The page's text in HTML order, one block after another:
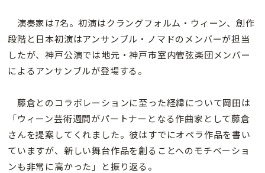
演奏家は7名。初演はクラングフォルム・ウィーン、創作
段階と日本初演はアンサンブル・ノマドのメンバーが担当
したが、神戸公演では地元・神戸市室内管弦楽団メンバー
によるアンサンブルが登場する。
藤倉とのコラボレーションに至った経緯について岡田は
「ウィーン芸術週間がパートナーとなる作曲家として藤倉
さんを提案してくれました。彼はすでにオペラ作品を書い
ていますが、新しい舞台作品を創ることへのモチベーショ
ンも非常に高かった」と振り返る。